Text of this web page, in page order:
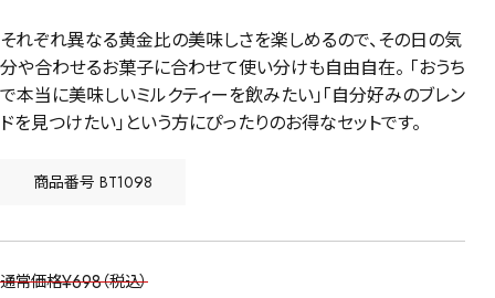
それぞれ異なる黄金比の美味しさを楽しめるので、その日の気
分や合わせるお菓子に合わせて使い分けも自由自在。 「おうち
で本当に美味しいミルクティーを飲みたい」「自分好みのブレン
ドを見つけたい」という方にぴったりのお得なセットです。
商品番号 BT1098
通常価格¥698 税込